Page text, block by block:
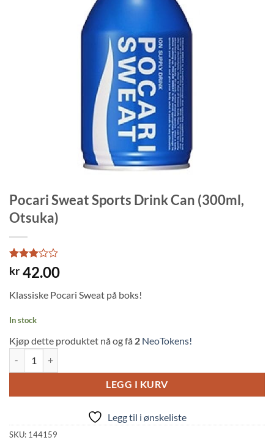
Pocari Sweat Sports Drink Can (300ml,
Otsuka)
Rated
3out
based
1
customer
rating
kr 42.00
Klassiske Pocari Sweat på boks!
In stock
Kjøp dette produktet nå og få 2 NeoTokens!
LEGG I KURV
Legg til i ønskeliste
SKU: 144159